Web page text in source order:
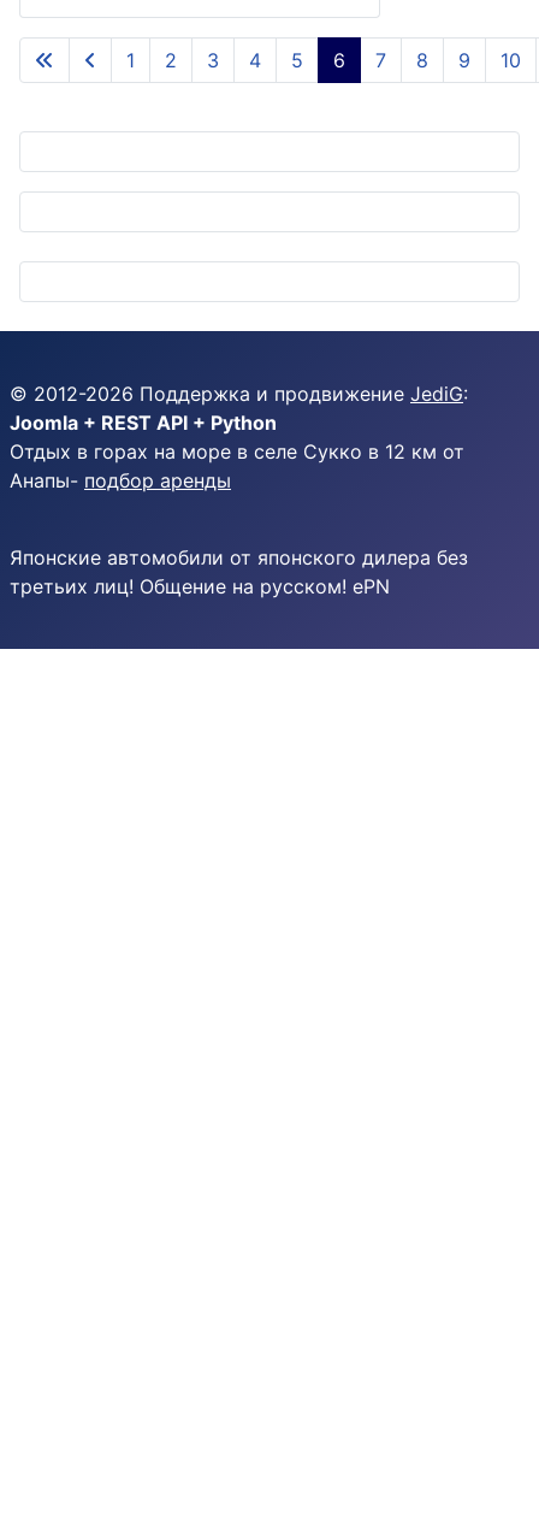
Страница 6 из 145
1 2 3 4 5 6 7 8 9 10
© 2012-2026 Поддержка и продвижение JediG:
Joomla + REST API + Python
Отдых в горах на море в селе Сукко в 12 км от
Анапы- подбор аренды
Японские автомобили от японского дилера без
третьих лиц! Общение на русском! ePN